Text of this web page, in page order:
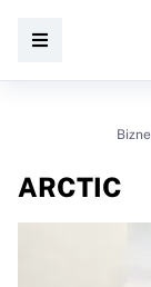
ARCTIC